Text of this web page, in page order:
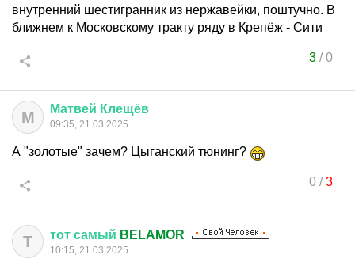
внутренний шестигранник из нержавейки, поштучно. В
ближнем к Московскому тракту ряду в Крепёж - Сити
3/0
М Матвей Клещёв
09:35, 21.03.2025
А "золотые" зачем? Цыганский тюнинг?
0/3
Т тот самый BELAMOR
10:15, 21.03.2025